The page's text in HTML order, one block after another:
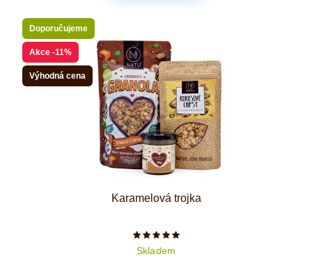
Doporučujeme
Akce -11%
Výhodná cena
Karamelová trojka
Počet hvězdiček je 5 z 5
Skladem